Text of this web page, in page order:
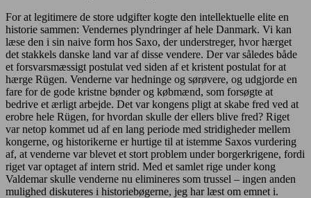
For at legitimere de store udgifter kogte den intellektuelle elite en
historie sammen: Vendernes plyndringer af hele Danmark. Vi kan
læse den i sin naive form hos Saxo, der understreger, hvor hærget
det stakkels danske land var af disse vendere. Der var således både
et forsvarsmæssigt postulat ved siden af et kristent postulat for at
hærge Rügen. Venderne var hedninge og sørøvere, og udgjorde en
fare for de gode kristne bønder og købmænd, som forsøgte at
bedrive et ærligt arbejde. Det var kongens pligt at skabe fred ved at
erobre hele Rügen, for hvordan skulle der ellers blive fred? Riget
var netop kommet ud af en lang periode med stridigheder mellem
kongerne, og historikerne er hurtige til at istemme Saxos vurdering
af, at venderne var blevet et stort problem under borgerkrigene, fordi
riget var optaget af intern strid. Med et samlet rige under kong
Valdemar skulle venderne nu elimineres som trussel – ingen anden
mulighed diskuteres i historiebøgerne, jeg har læst om emnet i.